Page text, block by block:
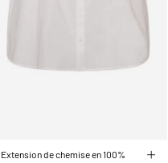
Extension de chemise en 100%